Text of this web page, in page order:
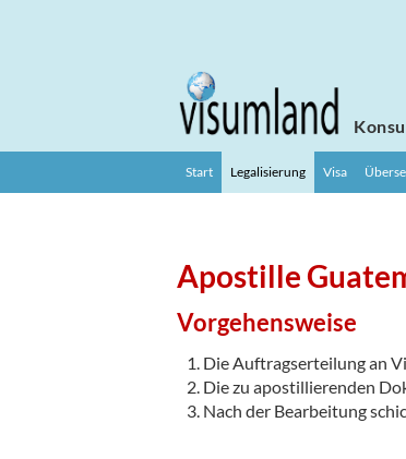
Start Legalisierung Visa
Apostille
Vorgehensweise
Die Auftragserteilung an
Die zu apostillierenden
Nach der Bearbeitung